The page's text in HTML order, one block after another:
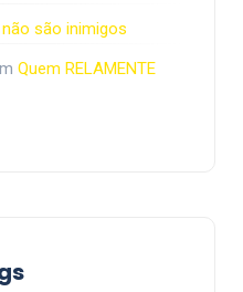
não são inimigos
Quem RELAMENTE